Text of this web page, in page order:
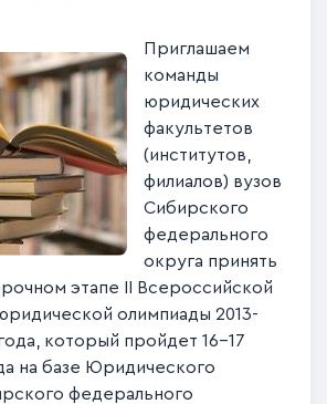
Приглашаем
команды
юридических
факультетов
(институтов,
филиалов) вузов
Сибирского
федерального
округа принять
этапе II Всероссийской
олимпиады 2013-
который пройдет 16-17
на базе Юридического
федерального